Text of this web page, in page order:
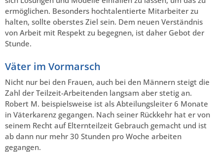
ermöglichen. Besonders hochtalentierte Mitarbeiter zu
halten, sollte oberstes Ziel sein. Dem neuen Verständnis
von Arbeit mit Respekt zu begegnen, ist daher Gebot der
Stunde.
Väter im Vormarsch
Nicht nur bei den Frauen, auch bei den Männern steigt die
Zahl der Teilzeit-Arbeitenden langsam aber stetig an.
Robert M. beispielsweise ist als Abteilungsleiter 6 Monate
in Väterkarenz gegangen. Nach seiner Rückkehr hat er von
seinem Recht auf Elternteilzeit Gebrauch gemacht und ist
ab dann nur mehr 30 Stunden pro Woche arbeiten
gegangen.